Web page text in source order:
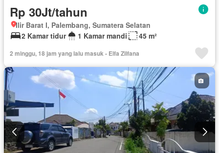
Rp 30Jt/tahun
Ilir Barat I, Palembang, Sumatera Selatan
2 Kamar tidur
1 Kamar mandi 45 m²
2 minggu, 18 jam yang lalu masuk - Elfa Zilfana